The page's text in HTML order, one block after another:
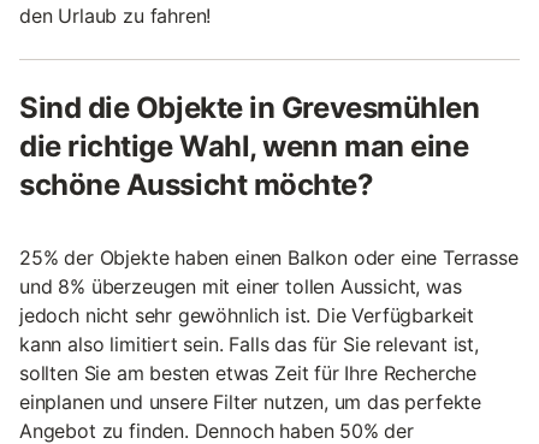
den Urlaub zu fahren!
Sind die Objekte in Grevesmühlen
die richtige Wahl, wenn man eine
schöne Aussicht möchte?
25% der Objekte haben einen Balkon oder eine Terrasse
und 8% überzeugen mit einer tollen Aussicht, was
jedoch nicht sehr gewöhnlich ist. Die Verfügbarkeit
kann also limitiert sein. Falls das für Sie relevant ist,
sollten Sie am besten etwas Zeit für Ihre Recherche
einplanen und unsere Filter nutzen, um das perfekte
Angebot zu finden. Dennoch haben 50% der